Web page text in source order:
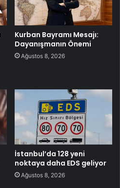
Kurban Bayramı Mesajı:
Dayanışmanın Önemi
Ağustos 8, 2026
İstanbul’da 128 yeni
noktaya daha EDS geliyor
Ağustos 8, 2026